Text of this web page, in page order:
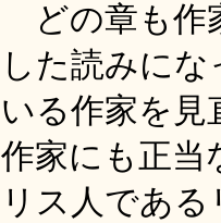
どの章も作
した読みに
いる作家を見
作家にも正当
リス人であ